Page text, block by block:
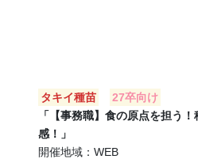
タキイ種苗
27卒向け
「【事務職】食の原点を担う
感！」
開催地域：WEB